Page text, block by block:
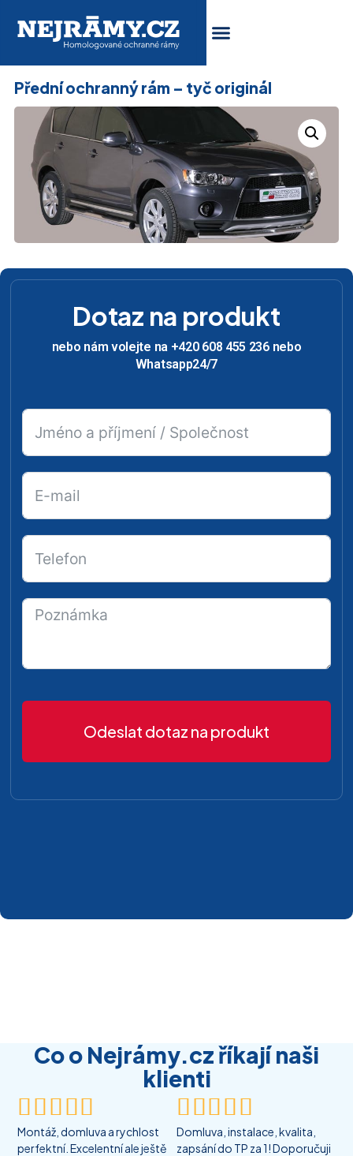
Přední ochranný rám – tyč originál
Dotaz na produkt
nebo nám volejte na +420 608 455 236 nebo
Whatsapp24/7
Odeslat dotaz na produkt
Co o Nejrámy.cz říkají naši
klienti

Montáž, domluva a rychlost
perfektní. Excelentní ale ještě

Domluva, instalace, kvalita,
zapsání do TP za 1! Doporučuji